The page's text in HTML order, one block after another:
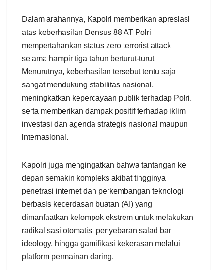
Dalam arahannya, Kapolri memberikan apresiasi
atas keberhasilan Densus 88 AT Polri
mempertahankan status zero terrorist attack
selama hampir tiga tahun berturut-turut.
Menurutnya, keberhasilan tersebut tentu saja
sangat mendukung stabilitas nasional,
meningkatkan kepercayaan publik terhadap Polri,
serta memberikan dampak positif terhadap iklim
investasi dan agenda strategis nasional maupun
internasional.
Kapolri juga mengingatkan bahwa tantangan ke
depan semakin kompleks akibat tingginya
penetrasi internet dan perkembangan teknologi
berbasis kecerdasan buatan (AI) yang
dimanfaatkan kelompok ekstrem untuk melakukan
radikalisasi otomatis, penyebaran salad bar
ideology, hingga gamifikasi kekerasan melalui
platform permainan daring.